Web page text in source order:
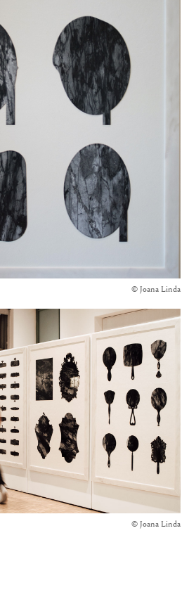
© Joana Linda
© Joana Linda